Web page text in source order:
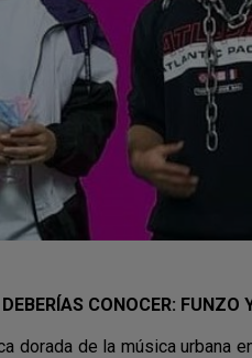
CONOCER: FUNZO
dorada de la música urbana